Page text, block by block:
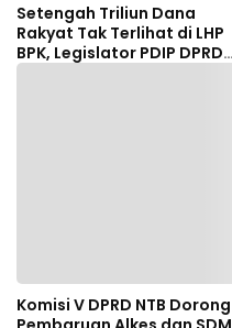
Setengah Triliun Dana
Rakyat Tak Terlihat di LHP
BPK, Legislator PDIP DPRD
NTB Tuntut Audit
Komisi V DPRD NTB Dorong